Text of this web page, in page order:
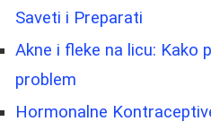
Saveti i Preparati
Akne i fleke na licu: Kako
problem
Hormonalne